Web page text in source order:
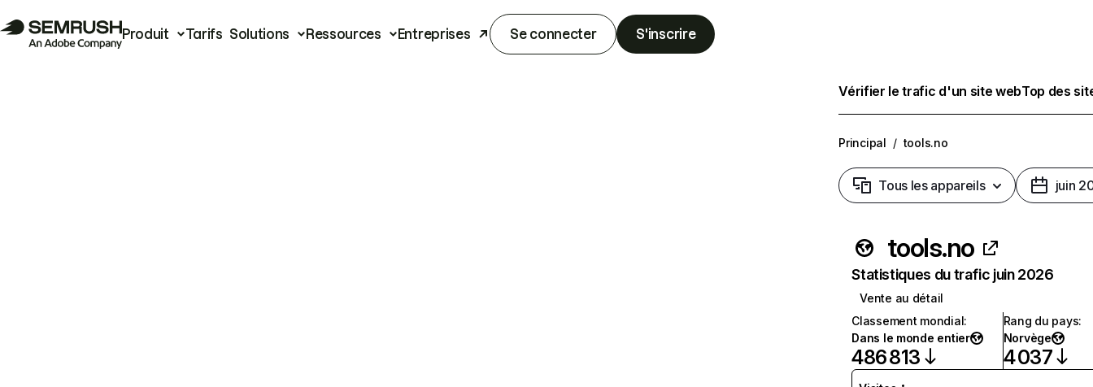
Produit Tarifs Solutions Ressources Entreprises Se connecter S'inscrire
Vérifier le trafic d'un site webTop des
Principal / tools.no
Tous les appareils juin
tools.no
Statistiques du trafic juin 2026
Vente au détail
Classement mondial:
Dans le monde entier
486 813
Rang du pays:
Norvège
4 037